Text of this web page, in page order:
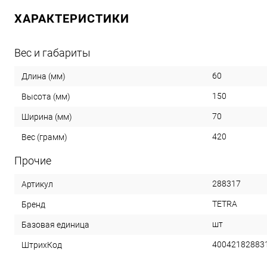
ХАРАКТЕРИСТИКИ
Вес и габариты
Длина (мм) 60
Высота (мм) 150
Ширина (мм) 70
Вес (грамм) 420
Прочие
Артикул 288317
Бренд TETRA
Базовая единица шт
ШтрихКод